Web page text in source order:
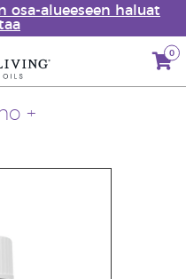
alueeseen haluat
0
+